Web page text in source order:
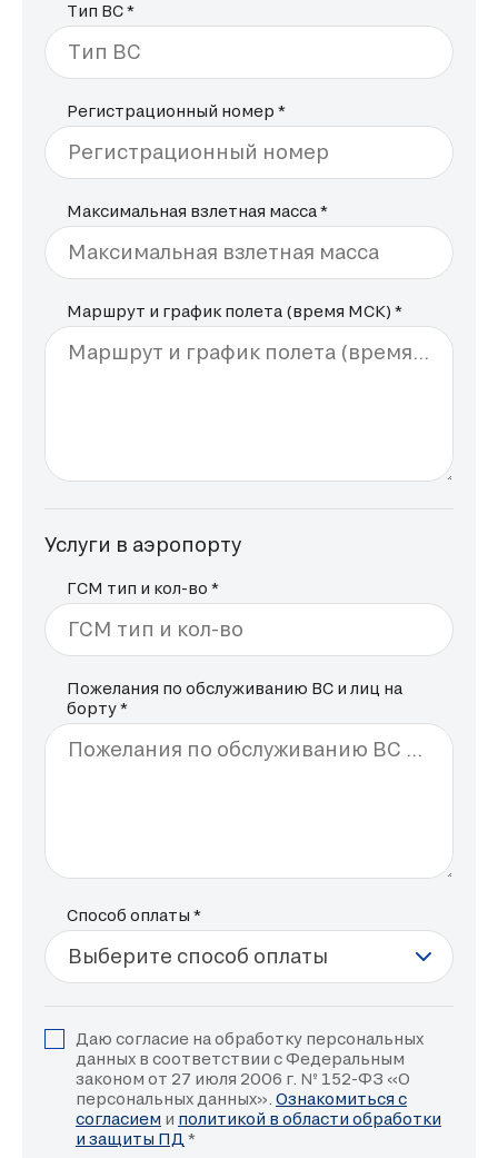
Тип ВС *
Тип ВС
Регистрационный номер *
Регистрационный номер
Максимальная взлетная масса *
Максимальная взлетная масса
Маршрут и график полета (время МСК) *
Маршрут и график полета (время МСК)
Услуги в аэропорту
ГСМ тип и кол-во *
ГСМ тип и кол-во
Пожелания по обслуживанию ВС и лиц на
борту *
Пожелания по обслуживанию ВС и лиц на борту
Способ оплаты *
Даю согласие на обработку персональных
данных в соответствии с Федеральным
законом от 27 июля 2006 г. № 152-ФЗ «О
персональных данных». Ознакомиться с
согласием и политикой в области обработки
и защиты ПД *